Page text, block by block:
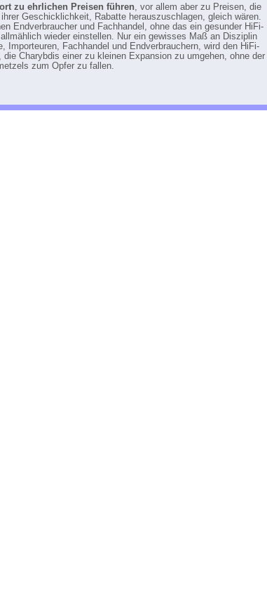
zu ehrlichen Preisen führen, vor allem aber zu Preisen, die
Geschicklichkeit, Rabatte herauszuschlagen, gleich wären.
Endverbraucher und Fachhandel, ohne das ein gesunder HiFi-
wieder einstellen. Nur ein gewisses Maß an Disziplin
Importeuren, Fachhandel und Endverbrauchern, wird den HiFi-
die Charybdis einer zu kleinen Expansion zu umgehen, ohne der
zum Opfer zu fallen.